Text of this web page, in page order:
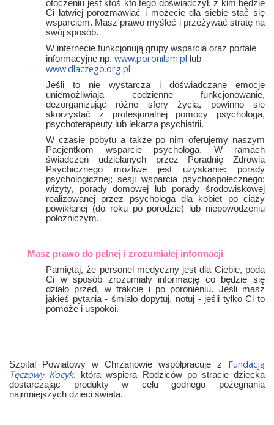
otoczeniu jest ktoś kto tego doświadczył, z kim będzie
Ci łatwiej porozmawiać i możecie dla siebie stać się
wsparciem. Masz prawo myśleć i przeżywać stratę na
swój sposób.
W internecie funkcjonują grupy wsparcia oraz portale
informacyjne np. www.poronilam.pl lub
www.dlaczego.org.pl
Jeśli to nie wystarcza i doświadczane emocje
uniemożliwiają codzienne funkcjonowanie,
dezorganizując różne sfery życia, powinno sie
skorzystać z profesjonalnej pomocy psychologa,
psychoterapeuty lub lekarza psychiatrii.
W czasie pobytu a także po nim oferujemy naszym
Pacjentkom wsparcie psychologa. W ramach
świadczeń udzielanych przez Poradnię Zdrowia
Psychicznego możliwe jest uzyskanie: porady
psychologicznej; sesji wsparcia psychospołecznego;
wizyty, porady domowej lub porady środowiskowej
realizowanej przez psychologa dla kobiet po ciąży
powikłanej (do roku po porodzie) lub niepowodzeniu
położniczym.
Masz prawo do pełnej i zrozumiałej informacji
Pamiętaj, że personel medyczny jest dla Ciebie, poda
Ci w sposób zrozumiały informację co będzie się
działo przed, w trakcie i po poronieniu. Jeśli masz
jakieś pytania - śmiało dopytuj, notuj - jeśli tylko Ci to
pomoże i uspokoi.
Szpital Powiatowy w Chrzanowie współpracuje z Fundacją
Tęczowy Kocyk, która wspiera Rodziców po stracie dziecka
dostarczając produkty w celu godnego pożegnania
najmniejszych dzieci świata.